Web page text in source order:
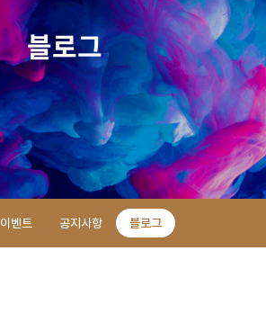
추천 검색어
WDMS SAP ERP
모빌리티 클라우드
블로그
이벤트 공지사항 블로그